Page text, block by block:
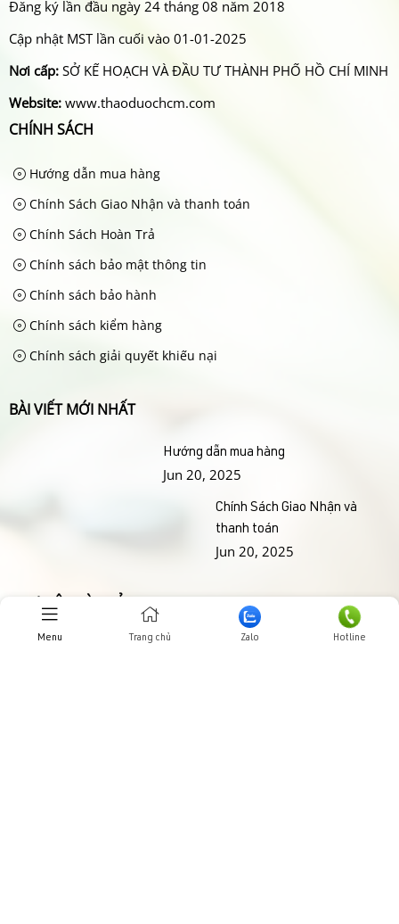
Đăng ký lần đầu ngày 24 tháng 08 năm 2018
Cập nhật MST lần cuối vào 01-01-2025
Nơi cấp: SỞ KẾ HOẠCH VÀ ĐẦU TƯ THÀNH PHỐ HỒ CHÍ MINH
Website: www.thaoduochcm.com
CHÍNH SÁCH
Hướng dẫn mua hàng
Chính Sách Giao Nhận và thanh toán
Chính Sách Hoàn Trả
Chính sách bảo mật thông tin
Chính sách bảo hành
Chính sách kiểm hàng
Chính sách giải quyết khiếu nại
BÀI VIẾT MỚI NHẤT
Hướng dẫn mua hàng
Jun 20, 2025
Chính Sách Giao Nhận và
thanh toán
Jun 20, 2025
THƯ VIỆN HÌNH ẢNHH
Menu Trang chủ Zalo Hotline